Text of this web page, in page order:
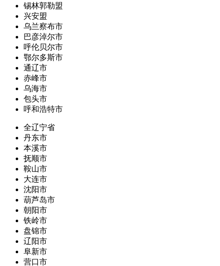
锡林郭勒盟
兴安盟
乌兰察布市
巴彦淖尔市
呼伦贝尔市
鄂尔多斯市
通辽市
赤峰市
乌海市
包头市
呼和浩特市
全辽宁省
丹东市
本溪市
抚顺市
鞍山市
大连市
沈阳市
葫芦岛市
朝阳市
铁岭市
盘锦市
辽阳市
阜新市
营口市